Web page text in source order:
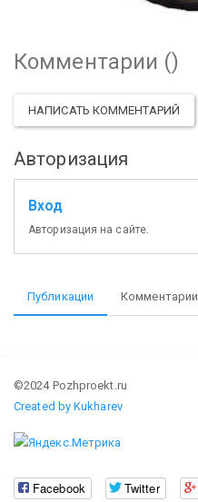
Комментарии ()
НАПИСАТЬ КОММЕНТАРИЙ
Авторизация
Вход
Авторизация на сайте.
Публикации Комментарии
©2024 Pozhproekt.ru
Created by Kukharev
Facebook Twitter